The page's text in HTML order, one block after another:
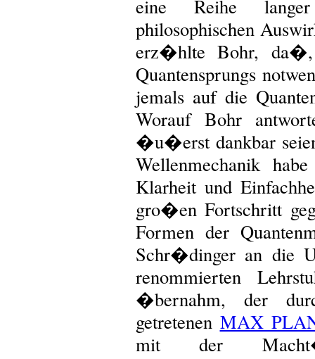
eine Reihe
philosophischen
erz�hlte Bohr, da�,
Quantensprungs
jemals auf die
Worauf Bohr
�u�erst dankbar
Wellenmechanik
Klarheit und
gro�en Fortschritt
Formen der
Schr�dinger an die
renommierten
�bernahm, der
getretenen MAX
mit der